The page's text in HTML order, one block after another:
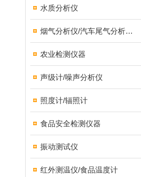
水质分析仪
烟气分析仪/汽车尾气分析仪/转速表/汽车维修检测设备
农业检测仪器
声级计/噪声分析仪
照度计/辐照计
食品安全检测仪器
振动测试仪
红外测温仪/食品温度计